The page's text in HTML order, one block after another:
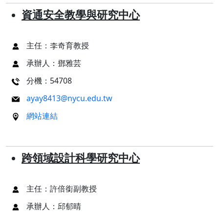
資通安全教學與研究中心
主任：李奇育教授
承辦人：鄧雅芸
分機：54708
ayay8413@nycu.edu.tw
網站連結
跨領域設計科學研究中心
主任：許倍銜副教授
承辦人：邱郁晴